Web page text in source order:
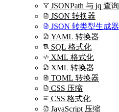
JSONPath 与 jq 查询
JSON 转换器
JSON 转类型生成器
YAML 转换器
SQL 格式化
XML 格式化
XML 转换器
TOML 转换器
CSS 压缩
CSS 格式化
JavaScript 压缩